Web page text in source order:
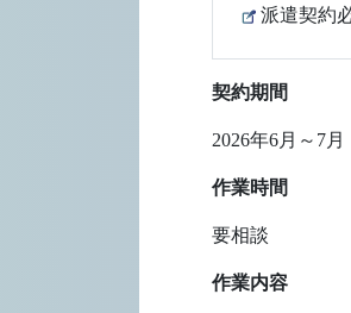
派遣契約
契約期間
2026年6月～7月
作業時間
要相談
作業内容